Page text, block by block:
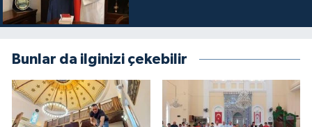
Bunlar da ilginizi çekebilir